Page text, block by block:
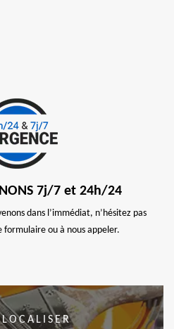
7j/7 et 24h/24
dans l’immédiat, n’hésitez pas
formulaire ou à nous appeler.